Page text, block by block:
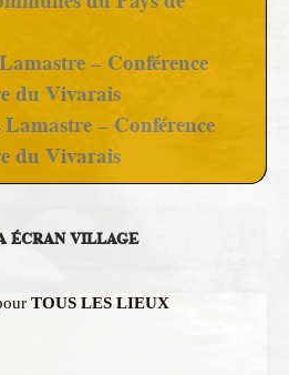
Lamastre – Conférence
du Vivarais
Lamastre – Conférence
du Vivarais
ÉCRAN VILLAGE